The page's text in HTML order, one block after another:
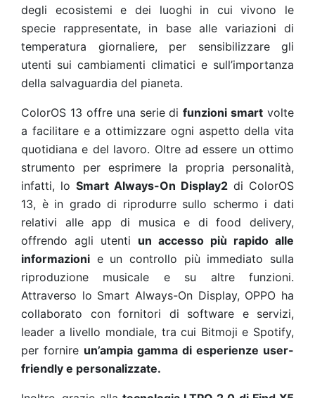
degli ecosistemi e dei luoghi in cui vivono le
specie rappresentate, in base alle variazioni di
temperatura giornaliere, per sensibilizzare gli
utenti sui cambiamenti climatici e sull’importanza
della salvaguardia del pianeta.
ColorOS 13 offre una serie difunzioni smart volte
a facilitare e a ottimizzare ogni aspetto della vita
quotidiana e del lavoro. Oltre ad essere un ottimo
strumento per esprimere la propria personalità,
infatti, lo Smart Always-On Display2 di ColorOS
13, è in grado di riprodurre sullo schermo i dati
relativi alle app di musica e di food delivery,
offrendo agli utenti un accesso più rapido alle
informazioni e un controllo più immediato sulla
riproduzione musicale e su altre funzioni.
Attraverso lo Smart Always-On Display, OPPO ha
collaborato con fornitori di software e servizi,
leader a livello mondiale, tra cui Bitmoji e Spotify,
per fornire un’ampia gamma di esperienze user-
friendly e personalizzate.